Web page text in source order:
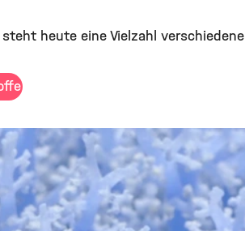
heute eine Vielzahl